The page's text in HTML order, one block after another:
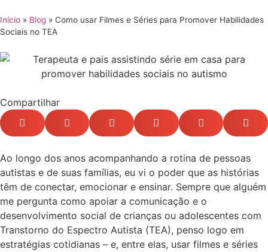
Início » Blog » Como usar Filmes e Séries para Promover Habilidades
Sociais no TEA
Compartilhar
Ao longo dos anos acompanhando a rotina de pessoas
autistas e de suas famílias, eu vi o poder que as histórias
têm de conectar, emocionar e ensinar. Sempre que alguém
me pergunta como apoiar a comunicação e o
desenvolvimento social de crianças ou adolescentes com
Transtorno do Espectro Autista (TEA), penso logo em
estratégias cotidianas – e, entre elas, usar filmes e séries